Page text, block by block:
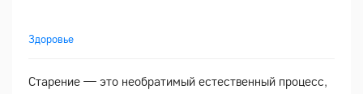
Здоровье
Старение — это необратимый естественный процесс,